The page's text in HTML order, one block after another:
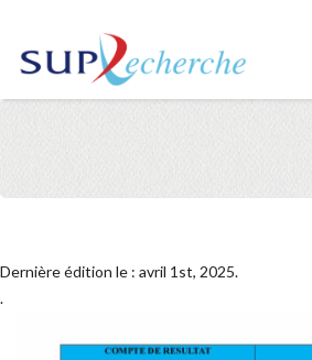
Dernière édition le : avril 1st, 2025.
.